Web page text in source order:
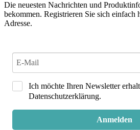
Die neuesten Nachrichten und
bekommen. Registrieren Sie sich
Adresse.
Ich möchte Ihren Newsletter
Datenschutzerklärung.
Anmelden